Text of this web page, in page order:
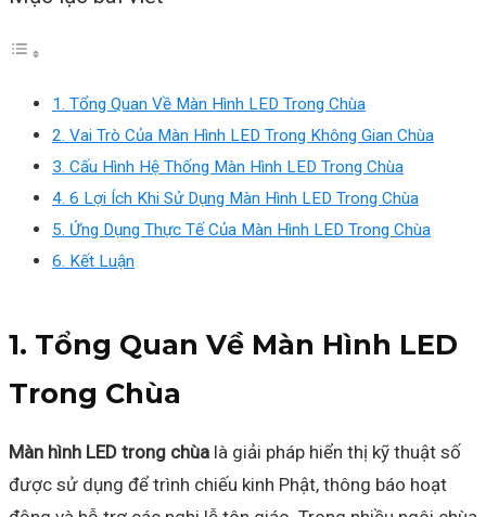
1. Tổng Quan Về Màn Hình LED Trong Chùa
2. Vai Trò Của Màn Hình LED Trong Không Gian Chùa
3. Cấu Hình Hệ Thống Màn Hình LED Trong Chùa
4. 6 Lợi Ích Khi Sử Dụng Màn Hình LED Trong Chùa
5. Ứng Dụng Thực Tế Của Màn Hình LED Trong Chùa
6. Kết Luận
1. Tổng Quan Về Màn Hình LED
Trong Chùa
Màn hình LED trong chùa là giải pháp hiển thị kỹ thuật số
được sử dụng để trình chiếu kinh Phật, thông báo hoạt